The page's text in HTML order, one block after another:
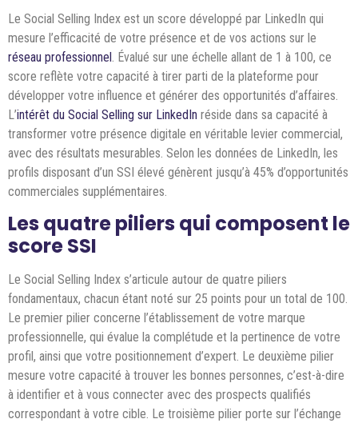
Le Social Selling Index est un score développé par LinkedIn qui
mesure l’efficacité de votre présence et de vos actions sur le
réseau professionnel . Évalué sur une échelle allant de 1 à 100, ce
score reflète votre capacité à tirer parti de la plateforme pour
développer votre influence et générer des opportunités d’affaires.
L’intérêt du Social Selling sur LinkedIn réside dans sa capacité à
transformer votre présence digitale en véritable levier commercial,
avec des résultats mesurables. Selon les données de LinkedIn, les
profils disposant d’un SSI élevé génèrent jusqu’à 45% d’opportunités
commerciales supplémentaires.
Les quatre piliers qui composent le
score SSI
Le Social Selling Index s’articule autour de quatre piliers
fondamentaux, chacun étant noté sur 25 points pour un total de 100.
Le premier pilier concerne l’établissement de votre marque
professionnelle, qui évalue la complétude et la pertinence de votre
profil, ainsi que votre positionnement d’expert. Le deuxième pilier
mesure votre capacité à trouver les bonnes personnes, c’est-à-dire
à identifier et à vous connecter avec des prospects qualifiés
correspondant à votre cible. Le troisième pilier porte sur l’échange